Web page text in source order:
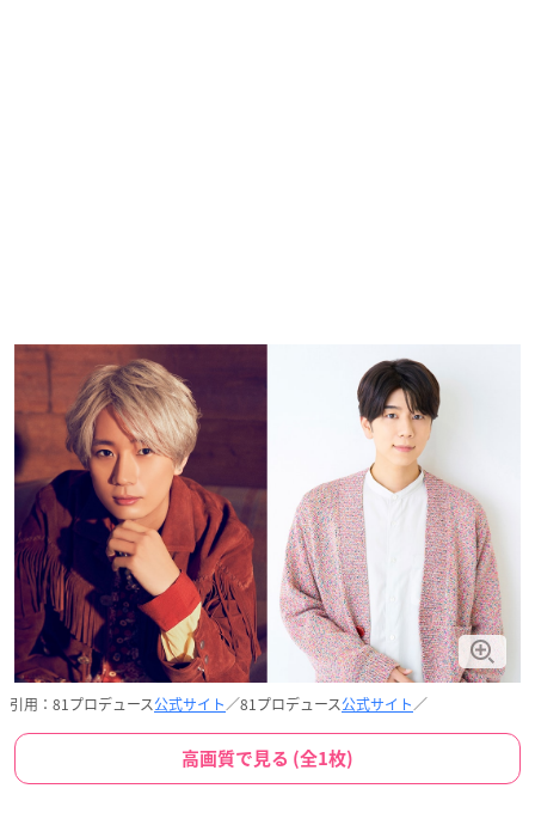
引用：81プロデュース公式サイト／81プロデュース公式サイト／
高画質で見る (全1枚)